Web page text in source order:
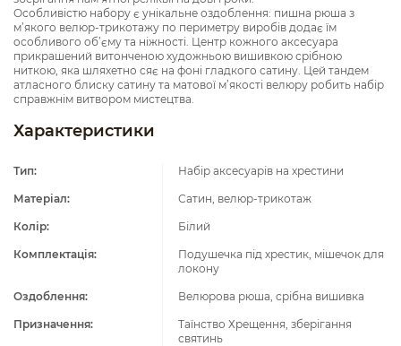
Особливістю набору є унікальне оздоблення: пишна рюша з
м’якого велюр-трикотажу по периметру виробів додає їм
особливого об’єму та ніжності. Центр кожного аксесуара
прикрашений витонченою художньою вишивкою срібною
ниткою, яка шляхетно сяє на фоні гладкого сатину. Цей тандем
атласного блиску сатину та матової м’якості велюру робить набір
справжнім витвором мистецтва.
Характеристики
Тип: Набір аксесуарів на хрестини
Матеріал: Сатин, велюр-трикотаж
Колір: Білий
Комплектація:
Подушечка під хрестик, мішечок для
локону
Оздоблення: Велюрова рюша, срібна вишивка
Призначення:
Таїнство Хрещення, зберігання
святинь